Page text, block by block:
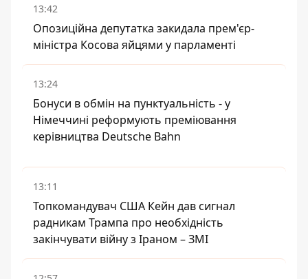
13:42
Опозиційна депутатка закидала прем'єр-
міністра Косова яйцями у парламенті
13:24
Бонуси в обмін на пунктуальність - у
Німеччині реформують преміювання
керівництва Deutsche Bahn
13:11
Топкомандувач США Кейн дав сигнал
радникам Трампа про необхідність
закінчувати війну з Іраном – ЗМІ